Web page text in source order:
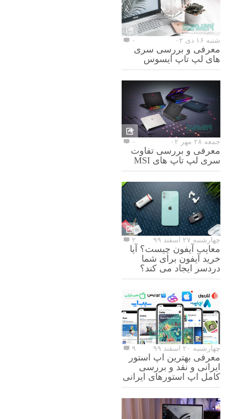
شنبه ۱۶ دی ۰۲ ۰
معرفی و بررسی سری
های لپ تاپ ایسوس
جمعه ۲۸ مهر ۰۲ ۰
معرفی و بررسی تفاوت
سری لپ تاپ های MSI
چهارشنبه ۲۷ اسفند ۹۹ ۲
معایب آیفون چیست؟ آیا
خرید آیفون برای شما
دردسر ایجاد می کند؟
چهارشنبه ۲۰ اسفند ۹۹ ۹
معرفی بهترین اپ استور
ایرانی و نقد و بررسی
کامل اپ استورهای ایرانی